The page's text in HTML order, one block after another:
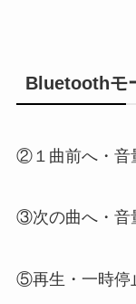
Bluetoothモ
②１曲前へ・音
③次の曲へ・音
⑤再生・一時停